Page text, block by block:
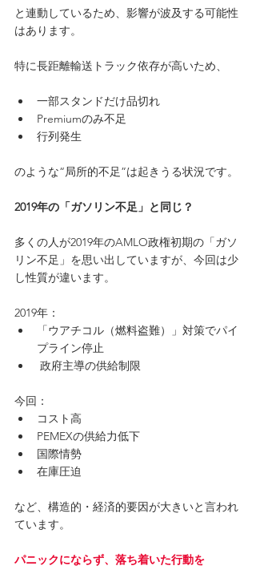
と連動しているため、影響が波及する可能性
はあります。
特に長距離輸送トラック依存が高いため、
一部スタンドだけ品切れ
Premiumのみ不足
行列発生
のような“局所的不足”は起きうる状況です。
2019年の「ガソリン不足」と同じ？
多くの人が2019年のAMLO政権初期の「ガソ
リン不足」を思い出していますが、今回は少
し性質が違います。
2019年：
「ウアチコル（燃料盗難）」対策でパイ
プライン停止
政府主導の供給制限
今回：
コスト高
PEMEXの供給力低下
国際情勢
在庫圧迫
など、構造的・経済的要因が大きいと言われ
ています。
パニックにならず、落ち着いた行動を